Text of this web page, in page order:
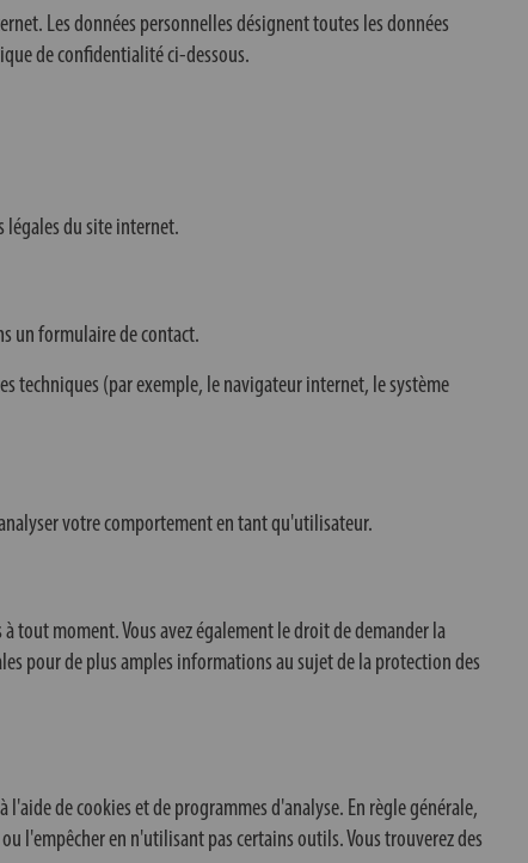
Les données personnelles désignent toutes les données
de confidentialité ci-dessous.
légales du site internet.
un formulaire de contact.
techniques (par exemple, le navigateur internet, le système
votre comportement en tant qu'utilisateur.
tout moment. Vous avez également le droit de demander la
pour de plus amples informations au sujet de la protection des
de cookies et de programmes d'analyse. En règle générale,
l'empêcher en n'utilisant pas certains outils. Vous trouverez des